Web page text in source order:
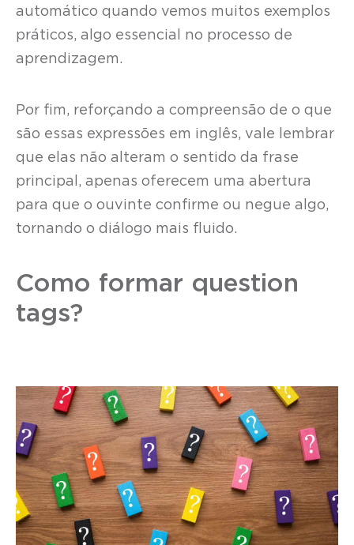
automático quando vemos muitos exemplos
práticos, algo essencial no processo de
aprendizagem.
Por fim, reforçando a compreensão de o que
são essas expressões em inglês, vale lembrar
que elas não alteram o sentido da frase
principal, apenas oferecem uma abertura
para que o ouvinte confirme ou negue algo,
tornando o diálogo mais fluido.
Como formar question
tags?